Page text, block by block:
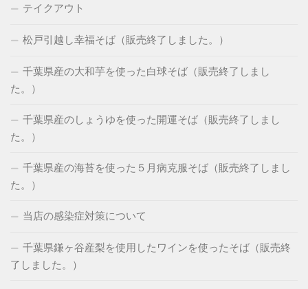
テイクアウト
松戸引越し幸福そば（販売終了しました。）
千葉県産の大和芋を使った白球そば（販売終了しまし
た。）
千葉県産のしょうゆを使った開運そば（販売終了しまし
た。）
千葉県産の海苔を使った５月病克服そば（販売終了しまし
た。）
当店の感染症対策について
千葉県鎌ヶ谷産梨を使用したワインを使ったそば（販売終
了しました。）